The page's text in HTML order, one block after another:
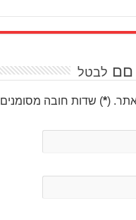
םם לבטל
(
*) שדות חובה מסומנים